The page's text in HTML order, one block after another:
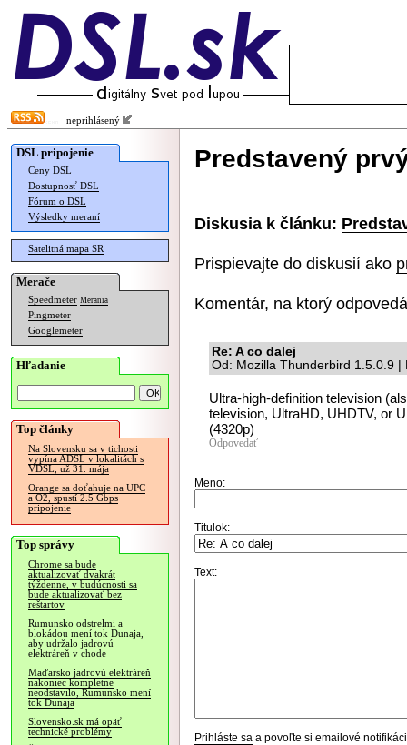
neprihlásený
DSL pripojenie
Ceny DSL
Dostupnosť DSL
Fórum o DSL
Výsledky meraní
Satelitná mapa SR
Merače
Speedmeter Merania
Pingmeter
Googlemeter
Hľadanie
Top články
Na Slovensku sa v tichosti
vypína ADSL v lokalitách s
VDSL, už 31. mája
Orange sa doťahuje na UPC
a O2, spustí 2.5 Gbps
pripojenie
Top správy
Chrome sa bude
aktualizovať dvakrát
týždenne, v budúcnosti sa
bude aktualizovať bez
reštartov
Rumunsko odstrelmi a
blokádou mení tok Dunaja,
aby udržalo jadrovú
elektráreň v chode
Maďarsko jadrovú elektráreň
nakoniec kompletne
neodstavilo, Rumunsko mení
tok Dunaja
Slovensko.sk má opäť
technické problémy
Predstavený
Diskusia k článku:
Prispievajte do diskusií ako
Komentár, na ktorý
Re: A co dalej
Od: Mozilla Thunderbird 1.5.0.9
Ultra-high-definition television
television, UltraHD, UHDTV, or
(4320p)
Odpovedať
Meno:
Titulok:
Text:
Prihláste sa a povoľte si emailové